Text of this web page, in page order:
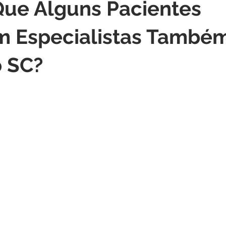
Alguns Pacientes
Especialistas